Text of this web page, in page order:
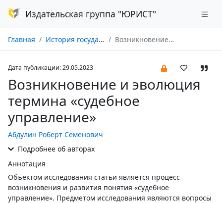
Издательская группа "ЮРИСТ"
Главная История государства и права № 06/2023 Возникновение и эволюция термина «судебное управление»
Дата публикации: 29.05.2023
Возникновение и эволюция
термина «судебное
управление»
Абдулин Роберт Семенович
Подробнее об авторах
Аннотация
Объектом исследования статьи является процесс
возникновения и развития понятия «судебное
управление». Предметом исследования являются вопросы